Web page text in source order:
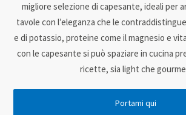
migliore selezione di capesante, ideali per
tavole con l’eleganza che le
e di potassio, proteine come il magnesio e
con le capesante si può spaziare in cucina
ricette, sia light che
Portami qui